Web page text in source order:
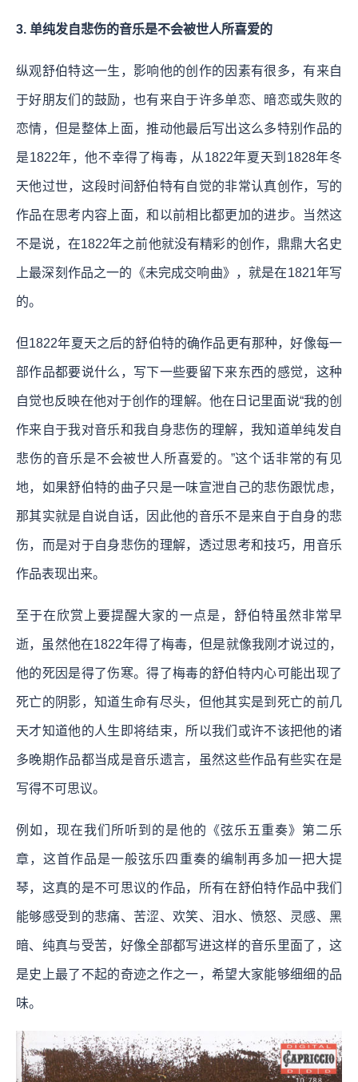
3. 单纯发自悲伤的音乐是不会被世人所喜爱的
纵观舒伯特这一生，影响他的创作的因素有很多，有来自
于好朋友们的鼓励，也有来自于许多单恋、暗恋或失败的
恋情，但是整体上面，推动他最后写出这么多特别作品的
是1822年，他不幸得了梅毒，从1822年夏天到1828年冬
天他过世，这段时间舒伯特有自觉的非常认真创作，写的
作品在思考内容上面，和以前相比都更加的进步。当然这
不是说，在1822年之前他就没有精彩的创作，鼎鼎大名史
上最深刻作品之一的《未完成交响曲》，就是在1821年写
的。
但1822年夏天之后的舒伯特的确作品更有那种，好像每一
部作品都要说什么，写下一些要留下来东西的感觉，这种
自觉也反映在他对于创作的理解。他在日记里面说“我的创
作来自于我对音乐和我自身悲伤的理解，我知道单纯发自
悲伤的音乐是不会被世人所喜爱的。”这个话非常的有见
地，如果舒伯特的曲子只是一味宣泄自己的悲伤跟忧虑，
那其实就是自说自话，因此他的音乐不是来自于自身的悲
伤，而是对于自身悲伤的理解，透过思考和技巧，用音乐
作品表现出来。
至于在欣赏上要提醒大家的一点是，舒伯特虽然非常早
逝，虽然他在1822年得了梅毒，但是就像我刚才说过的，
他的死因是得了伤寒。得了梅毒的舒伯特内心可能出现了
死亡的阴影，知道生命有尽头，但他其实是到死亡的前几
天才知道他的人生即将结束，所以我们或许不该把他的诸
多晚期作品都当成是音乐遗言，虽然这些作品有些实在是
写得不可思议。
例如，现在我们所听到的是他的《弦乐五重奏》第二乐
章，这首作品是一般弦乐四重奏的编制再多加一把大提
琴，这真的是不可思议的作品，所有在舒伯特作品中我们
能够感受到的悲痛、苦涩、欢笑、泪水、愤怒、灵感、黑
暗、纯真与受苦，好像全部都写进这样的音乐里面了，这
是史上最了不起的奇迹之作之一，希望大家能够细细的品
味。